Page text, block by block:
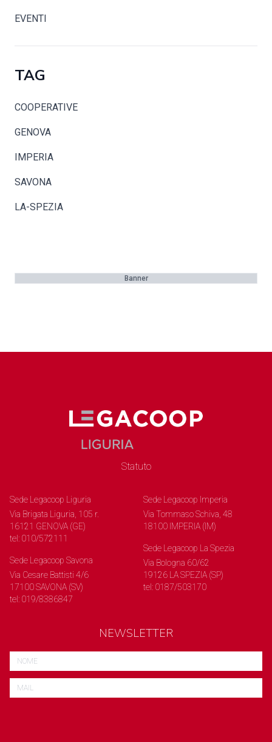
EVENTI
TAG
COOPERATIVE
GENOVA
IMPERIA
SAVONA
LA-SPEZIA
Banner
Statuto
Sede Legacoop Liguria
Via Brigata Liguria, 105 r.
16121 GENOVA (GE)
tel: 010/572111
Sede Legacoop Savona
Via Cesare Battisti 4/6
17100 SAVONA (SV)
tel: 019/8386847
Sede Legacoop Imperia
Via Tommaso Schiva, 48
18100 IMPERIA (IM)
Sede Legacoop La Spezia
Via Bologna 60/62
19126 LA SPEZIA (SP)
tel: 0187/503170
NEWSLETTER